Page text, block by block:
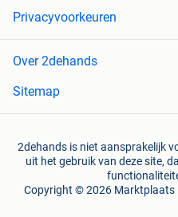
Privacyvoorkeuren
Over 2dehands
Sitemap
2dehands is niet aansprakelijk
uit het gebruik van deze site,
Copyright © 2026 Marktplaats